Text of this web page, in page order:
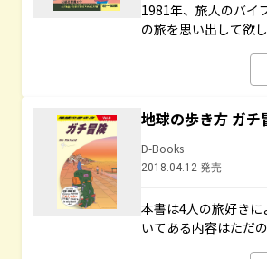
1981年、旅人のバイ
の旅を思い出して欲し
地球の歩き方 ガ
D-Books
2018.04.12 発売
本書は4人の旅好き
いてある内容はただ